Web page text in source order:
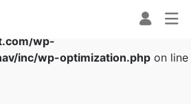
conversion in
wp-
inc/wp-optimization.php on line